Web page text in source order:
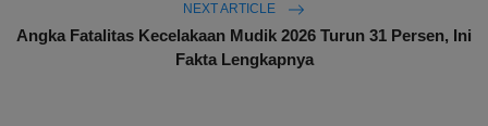
NEXT ARTICLE
Angka Fatalitas Kecelakaan Mudik 2026 Turun 31 Persen, Ini
Fakta Lengkapnya